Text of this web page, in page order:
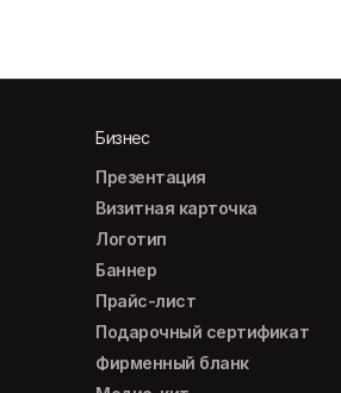
Бизнес
Презентация
Визитная карточка
Логотип
Баннер
Прайс-лист
Подарочный сертификат
Фирменный бланк